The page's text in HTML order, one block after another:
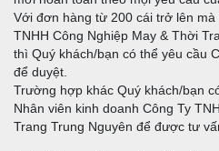
Với đơn hàng từ 200 cái trở lên
TNHH Công Nghiệp May & Thời
thì Quý khách/bạn có thể yêu cầu
để duyệt.
Trường hợp khác Quý khách/bạn
Nhân viên kinh doanh Công Ty
Trang Trung Nguyên để được tư